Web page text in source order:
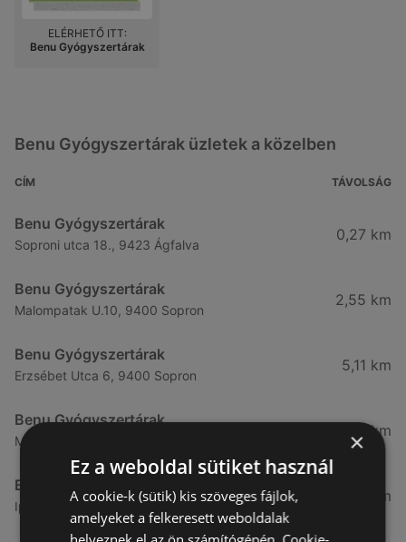
ELÉRHETŐ ITT:
Benu Gyógyszertárak
Benu Gyógyszertárak üzletek a közelben
CÍM TÁVOLSÁG
Benu Gyógyszertárak
Soproni utca 18., 9423 Ágfalva
0,27 km
Benu Gyógyszertárak
Malompatak U.10, 9400 Sopron
2,55 km
Benu Gyógyszertárak
Erzsébet Utca 6, 9400 Sopron
5,11 km
Benu Gyógyszertárak
Mátyás Király Utca 23, 9400 Sopron
5,24 km
Benu Gyógyszertárak
Ipar Körút 30, 9400 Sopron
7,03 km
×
Ez a weboldal sütiket használ
A cookie-k (sütik) kis szöveges fájlok,
amelyeket a felkeresett weboldalak